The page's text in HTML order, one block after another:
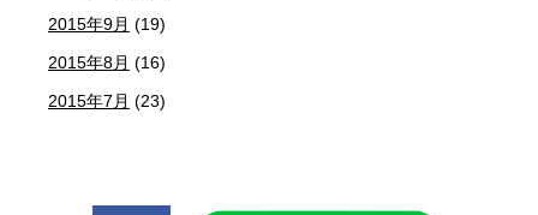
2015年9月 (19)
2015年8月 (16)
2015年7月 (23)